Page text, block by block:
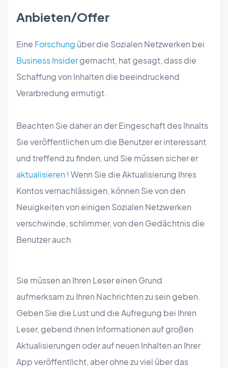
Anbieten/Offer
Eine Forschung über die Sozialen Netzwerken bei
Business Insidergemacht, hat gesagt, dass die
Schaffung von Inhalten die beeindruckend
Verarbredung ermutigt.
Beachten Sie daher an der Eingeschaft des Ihnalts
Sie veröffentlichen um die Benutzer er interessant
und treffend zu finden, und Sie müssen sicher er
aktualisieren! Wenn Sie die Aktualisierung Ihres
Kontos vernachlässigen, können Sie von den
Neuigkeiten von einigen Sozialen Netzwerken
verschwinde, schlimmer, von den Gedächtnis die
Benutzer auch.
Sie müssen an Ihren Leser einen Grund
aufmerksam zu Ihren Nachrichten zu sein geben.
Geben Sie die Lust und die Aufregung bei Ihren
Leser, gebend ihnen Informationen auf großen
Aktualisierungen oder auf neuen Inhalten an Ihrer
App veröffentlicht, aber ohne zu viel über das